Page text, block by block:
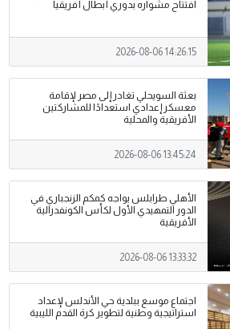
افتتاح مشواره بدوري أبطال أفريقيا
2026-08-06 14:26:15
بعثة السويحلي تغادر إلى مصر لإقامة
معسكر إعدادي استعدادًا للمشاركتين
الأفريقية والمحلية
2026-08-06 13:45:24
الأهلي طرابلس يواجه كمكم الزنجباري في
الدور التمهيدي الأول لكأس الكونفدرالية
الأفريقية
2026-08-06 13:33:32
اجتماع موسع ببلدية حي الأندلس لإعداد
استراتيجية وطنية لتطوير كرة القدم الليبية